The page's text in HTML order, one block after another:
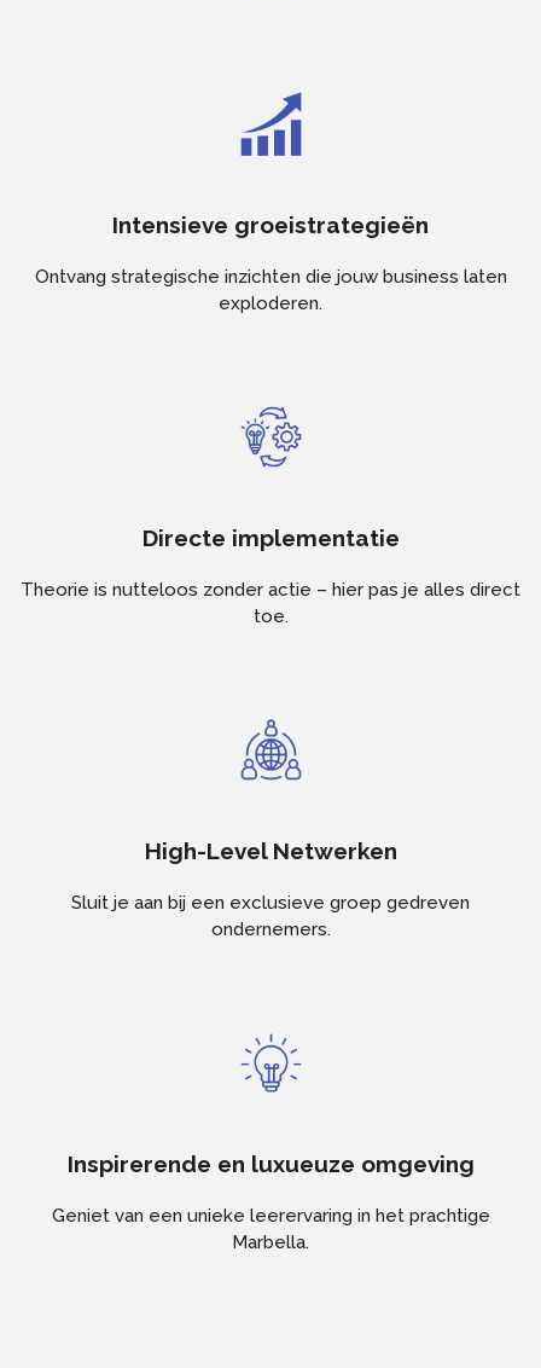
Intensieve groeistrategieën
Ontvang strategische inzichten die jouw business laten
exploderen.
Directe implementatie
Theorie is nutteloos zonder actie – hier pas je alles direct
toe.
High-Level Netwerken
Sluit je aan bij een exclusieve groep gedreven
ondernemers.
Inspirerende en luxueuze omgeving
Geniet van een unieke leerervaring in het prachtige
Marbella.